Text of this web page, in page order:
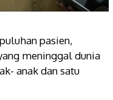
pasien,
meninggal dunia
anak dan satu